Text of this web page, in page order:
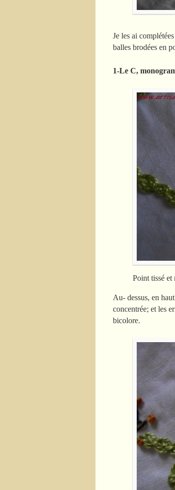
Je les ai
balles brodées en
1-Le C,
Point tissé et
Au- dessus, en
concentrée; et les
bicolore.